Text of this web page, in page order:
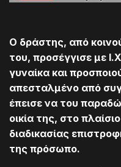
Ο δράστης, από
του, προσέγγισε με
γυναίκα και
απεσταλμένο από
έπεισε να του
οικία της, στο
διαδικασίας
της πρόσωπο.